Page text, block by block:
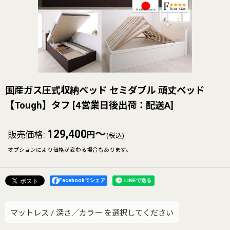
国産ガス圧式収納ベッド セミダブル 頑丈ベッド
【Tough】タフ [4営業日後出荷：配送A]
販売価格: 129,400 円 ～(税込)
オプションにより価格が変わる場合もあります。
Facebookでシェア
マットレス / 深さ／カラー を選択してください